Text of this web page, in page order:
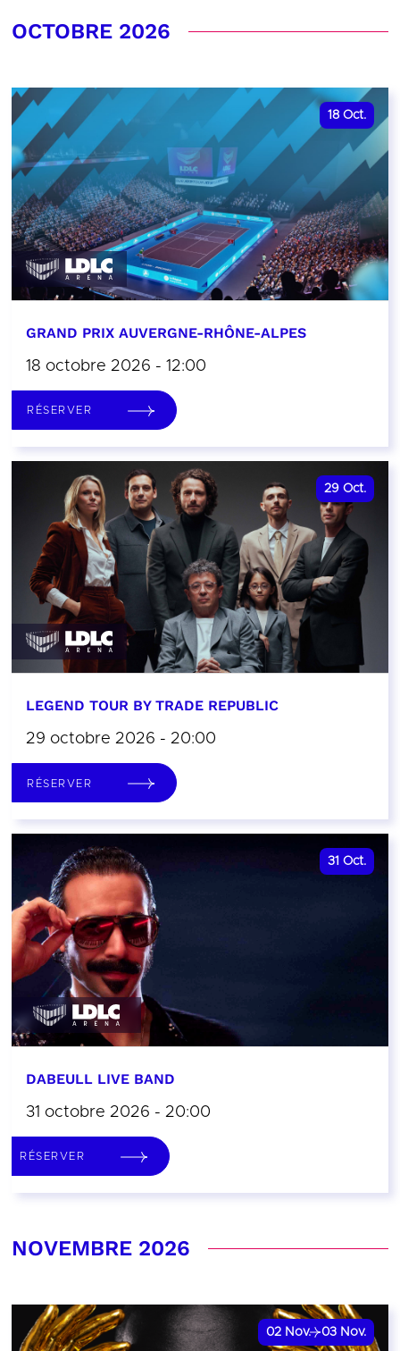
OCTOBRE 2026
18 Oct.
GRAND PRIX AUVERGNE-RHÔNE-ALPES
18 octobre 2026 - 12:00
RÉSERVER
29 Oct.
LEGEND TOUR BY TRADE REPUBLIC
29 octobre 2026 - 20:00
RÉSERVER
31 Oct.
DABEULL LIVE BAND
31 octobre 2026 - 20:00
RÉSERVER
NOVEMBRE 2026
02 Nov. 03 Nov.